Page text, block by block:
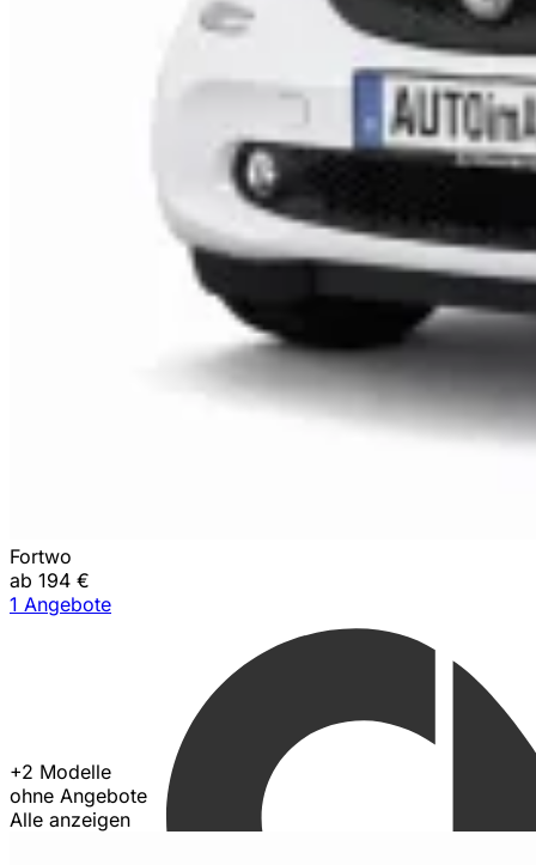
Fortwo
ab 194 €
1 Angebote
+2 Modelle
ohne Angebote
Alle anzeigen